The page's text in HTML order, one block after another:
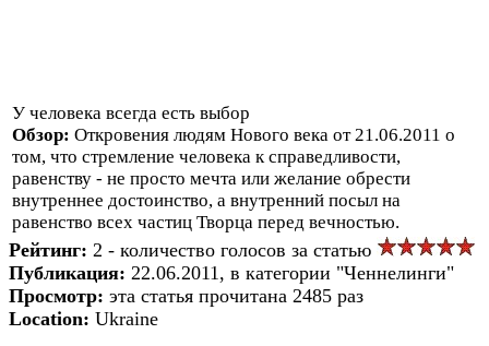
У человека всегда есть выбор
Обзор: Откровения людям Нового века от 21.06.2011 о
том, что стремление человека к справедливости,
равенству - не просто мечта или желание обрести
внутреннее достоинство, а внутренний посыл на
равенство всех частиц Творца перед вечностью.
Рейтинг: 2 - количество голосов за статью
Публикация: 22.06.2011, в категории "Ченнелинги"
Просмотр: эта статья прочитана 2485 раз
Location: Ukraine